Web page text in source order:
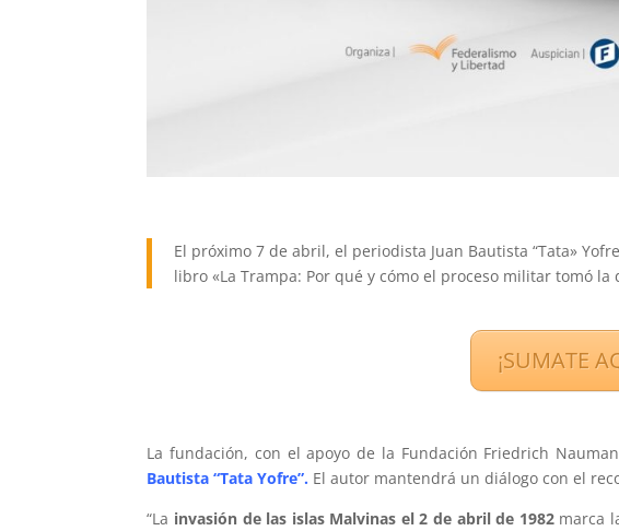
El próximo 7 de abril, el periodista Juan Bautista “Tata»
libro «La Trampa: Por qué y cómo el proceso militar tomó la
¡SUMATE
La fundación, con el apoyo de la Fundación Friedrich
Bautista “Tata Yofre”. El autor mantendrá un diálogo con el
“La invasión de las islas Malvinas el 2 de abril de 1982marca